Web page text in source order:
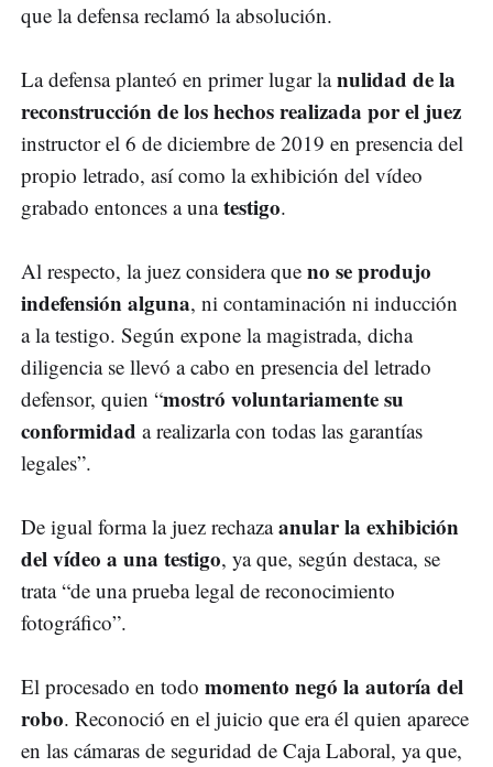
que la defensa reclamó la absolución.
La defensa planteó en primer lugar lanulidad de la
reconstrucción de los hechos realizada por el juez
instructor el 6 de diciembre de 2019 en presencia del
propio letrado, así como la exhibición del vídeo
grabado entonces a unatestigo.
Al respecto, la juez considera que no se produjo
indefensión alguna, ni contaminación ni inducción
a la testigo. Según expone la magistrada, dicha
diligencia se llevó a cabo en presencia del letrado
defensor, quien “mostró voluntariamente su
conformidad a realizarla con todas las garantías
legales”.
De igual forma la juez rechazaanular la exhibición
del vídeo a una testigo, ya que, según destaca, se
trata “de una prueba legal de reconocimiento
fotográfico”.
El procesado en todo momento negó la autoría del
robo. Reconoció en el juicio que era él quien aparece
en las cámaras de seguridad de Caja Laboral, ya que,